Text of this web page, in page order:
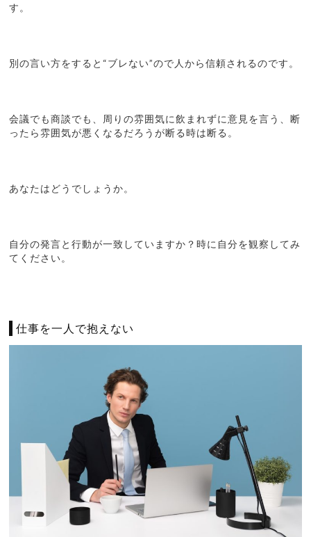
す。
別の言い方をすると“ブレない”ので人から信頼されるのです。
会議でも商談でも、周りの雰囲気に飲まれずに意見を言う、断
ったら雰囲気が悪くなるだろうが断る時は断る。
あなたはどうでしょうか。
自分の発言と行動が一致していますか？時に自分を観察してみ
てください。
仕事を一人で抱えない